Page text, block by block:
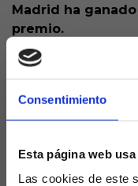
Consentimiento
Esta página web
Las cookies de este
Madrid ha
premio.
Revisando las
momentos en caso
el Athletic. Los
el golaverage al
enfrentamiento
lo ganan o si por